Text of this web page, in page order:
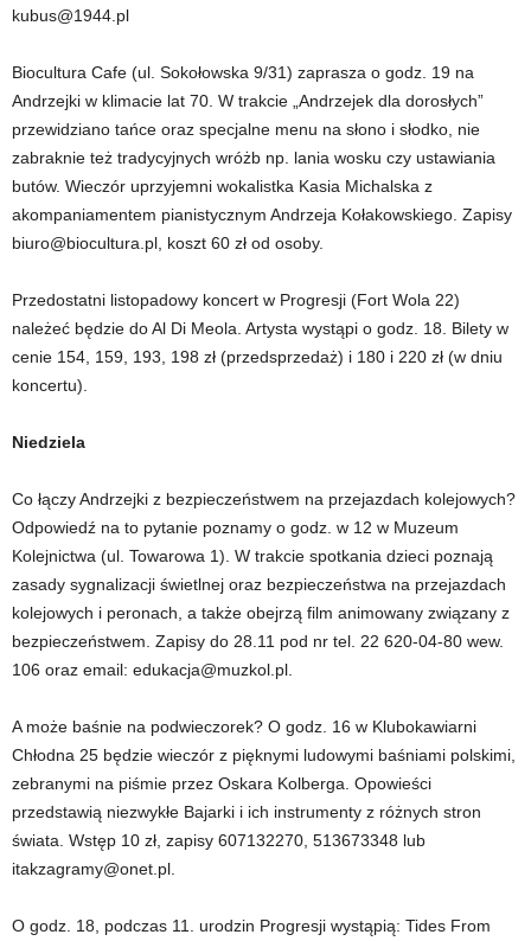
kubus@1944.pl
Biocultura Cafe (ul. Sokołowska 9/31) zaprasza o godz. 19 na
Andrzejki w klimacie lat 70. W trakcie „Andrzejek dla dorosłych”
przewidziano tańce oraz specjalne menu na słono i słodko, nie
zabraknie też tradycyjnych wróżb np. lania wosku czy ustawiania
butów. Wieczór uprzyjemni wokalistka Kasia Michalska z
akompaniamentem pianistycznym Andrzeja Kołakowskiego. Zapisy
biuro@biocultura.pl, koszt 60 zł od osoby.
Przedostatni listopadowy koncert w Progresji (Fort Wola 22)
należeć będzie do Al Di Meola. Artysta wystąpi o godz. 18. Bilety w
cenie 154, 159, 193, 198 zł (przedsprzedaż) i 180 i 220 zł (w dniu
koncertu).
Niedziela
Co łączy Andrzejki z bezpieczeństwem na przejazdach kolejowych?
Odpowiedź na to pytanie poznamy o godz. w 12 w Muzeum
Kolejnictwa (ul. Towarowa 1). W trakcie spotkania dzieci poznają
zasady sygnalizacji świetlnej oraz bezpieczeństwa na przejazdach
kolejowych i peronach, a także obejrzą film animowany związany z
bezpieczeństwem. Zapisy do 28.11 pod nr tel. 22 620-04-80 wew.
106 oraz email: edukacja@muzkol.pl.
A może baśnie na podwieczorek? O godz. 16 w Klubokawiarni
Chłodna 25 będzie wieczór z pięknymi ludowymi baśniami polskimi,
zebranymi na piśmie przez Oskara Kolberga. Opowieści
przedstawią niezwykłe Bajarki i ich instrumenty z różnych stron
świata. Wstęp 10 zł, zapisy 607132270, 513673348 lub
itakzagramy@onet.pl.
O godz. 18, podczas 11. urodzin Progresji wystąpią: Tides From